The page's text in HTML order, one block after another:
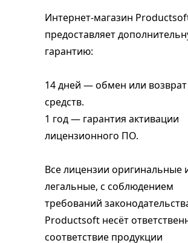
Интернет-магазин
предоставляет
гарантию:
14 дней — обмен или возврат
средств.
1 год — гарантия активации
лицензионного ПО.
Все лицензии оригинальные
легальные, с соблюдением
требований
Productsoft несёт
соответствие продукции